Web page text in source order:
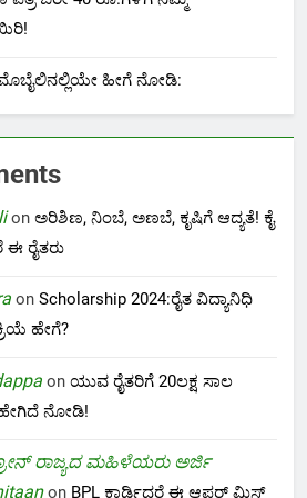
ಹೀಗೆ ನೋಡಿ:
on ಅರಿಶಿಣ, ನಿಂಬೆ, ಅಣಬೆ, ಕೃಷಿಗೆ ಆದ್ಯತೆ! ಕೈ
ಈ ರೈತರು
on Scholarship 2024:ರೈತ ವಿದ್ಯಾನಿಧಿ
ಹೇಗೆ?
on ಯುವ ರೈತರಿಗೆ 20ಲಕ್ಷ ಸಾಲ
ನೋಡಿ!
ರಾಜ್ಯದ ಮಹಿಳೆಯರು ಅರ್ಜಿ
on BPL ಕಾರ್ಡಿದ್ದರೆ ಈ ಆಫರ್ ಮಿಸ್